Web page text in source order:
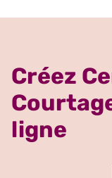
Créez
ligne